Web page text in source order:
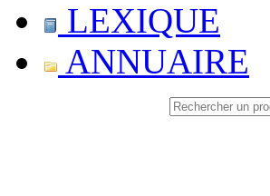
LEXIQUE
ANNUAIRE